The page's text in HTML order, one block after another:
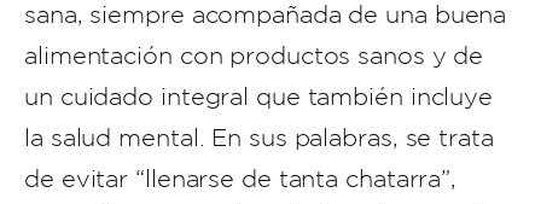
sana, siempre acompañada de una buena
alimentación con productos sanos y de
un cuidado integral que también incluye
la salud mental. En sus palabras, se trata
de evitar “llenarse de tanta chatarra”,